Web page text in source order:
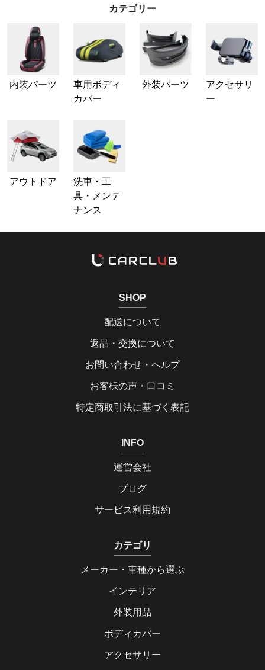
カテゴリー
内装パーツ
車用ボディ
カバー
外装パーツ
アクセサリ
ー
アウトドア
洗車・工
具・メンテ
ナンス
SHOP
配送について
返品・交換について
お問い合わせ・ヘルプ
お客様の声・口コミ
特定商取引法に基づく表記
INFO
運営会社
ブログ
サービス利用規約
カテゴリ
メーカー・車種から選ぶ
インテリア
外装用品
ボディカバー
アクセサリー